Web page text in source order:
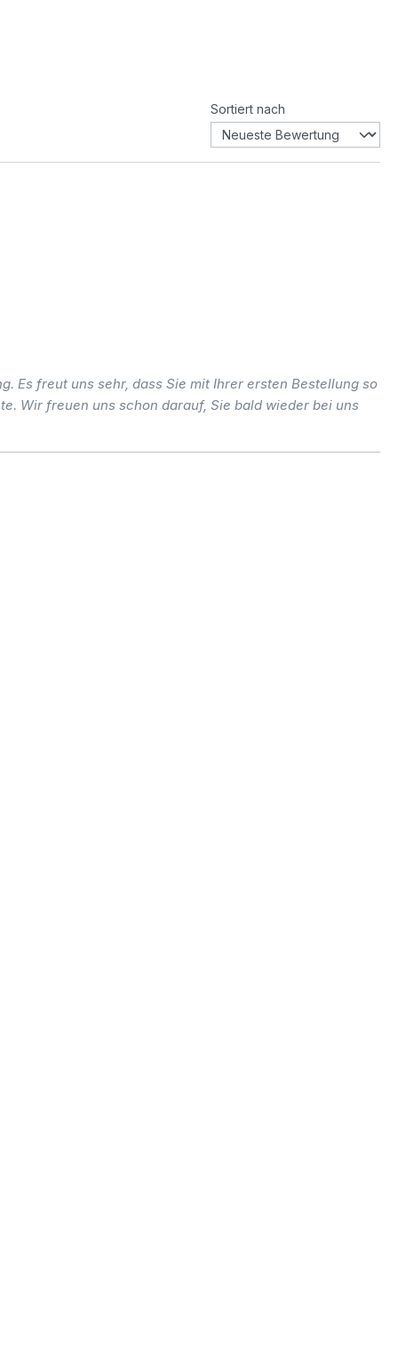
Sortiert nach
Es freut uns sehr, dass Sie mit Ihrer ersten Bestellung so
Wir freuen uns schon darauf, Sie bald wieder bei uns